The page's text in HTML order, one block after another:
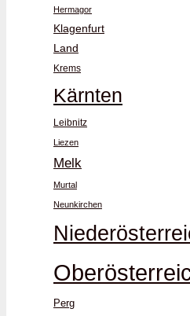
Hermagor
Klagenfurt
Land
Krems
Kärnten
Leibnitz
Liezen
Melk
Murtal
Neunkirchen
Perg